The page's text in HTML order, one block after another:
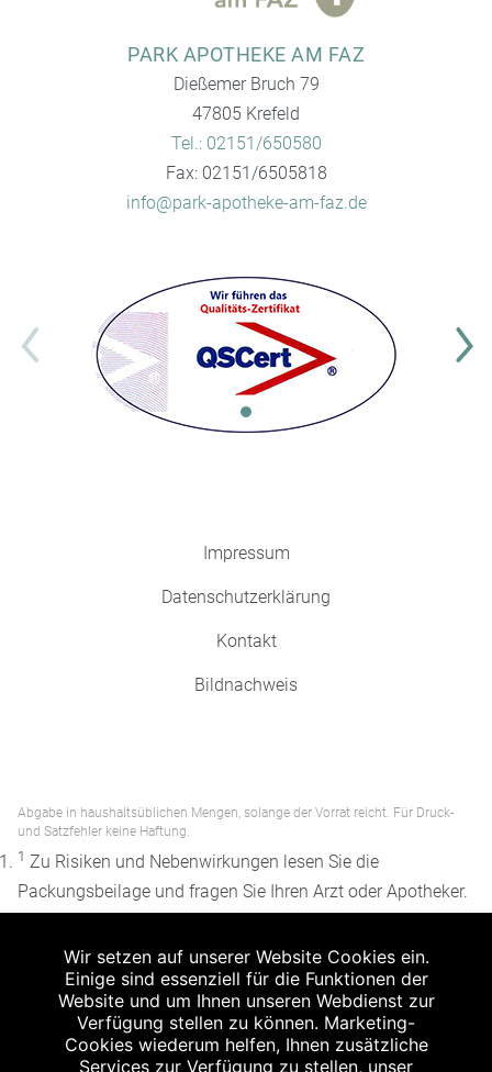
PARK APOTHEKE AM FAZ
Dießemer Bruch 79
47805 Krefeld
Tel.: 02151/650580
Fax: 02151/6505818
info@park-apotheke-am-faz.de
Impressum
Datenschutzerklärung
Kontakt
Bildnachweis
Abgabe in haushaltsüblichen Mengen, solange der Vorrat reicht. Für Druck-
und Satzfehler keine Haftung.
1 Zu Risiken und Nebenwirkungen lesen Sie die
Packungsbeilage und fragen Sie Ihren Arzt oder Apotheker.
Apothekenerstattungspreis (AEP). Der AEP ist keine
unverbindliche Preisempfehlung der Hersteller. Der AEP ist
ein von den Apotheken in Ansatz gebrachter Preis für
rezeptfreie Arzneimittel. Er entspricht in der Höhe dem für
Wir setzen auf unserer Website Cookies ein.
Einige sind essenziell für die Funktionen der
Website und um Ihnen unseren Webdienst zur
Verfügung stellen zu können. Marketing-
Cookies wiederum helfen, Ihnen zusätzliche
Services zur Verfügung zu stellen, unser